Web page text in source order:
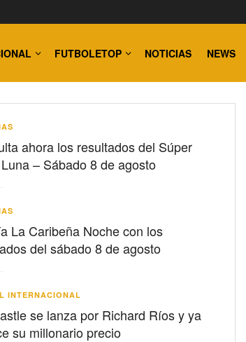
FUTBOLETOP NOTICIAS NEWS
ahora los resultados del Súper
– Sábado 8 de agosto
La Caribeña Noche con los
del sábado 8 de agosto
INTERNACIONAL
se lanza por Richard Ríos y ya
su millonario precio